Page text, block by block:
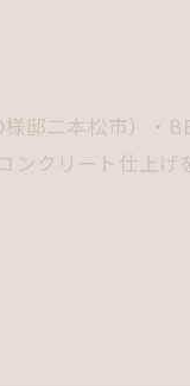
邸二本松市）・
ンクリート仕上